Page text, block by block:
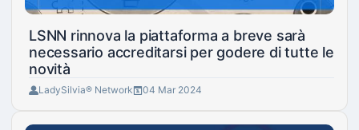
LSNN rinnova la piattaforma a breve sarà
necessario accreditarsi per godere di tutte le
novità
LadySilvia® Network 04 Mar 2024